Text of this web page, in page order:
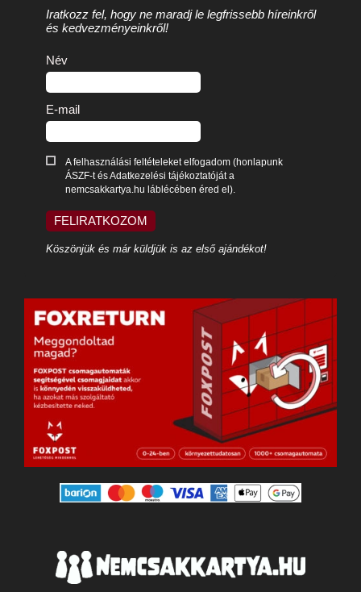
Iratkozz fel, hogy ne maradj le legfrissebb híreinkről
és kedvezményeinkről!
Név
E-mail
A felhasználási feltételeket elfogadom (honlapunk
ÁSZF-t és Adatkezelési tájékoztatóját a
nemcsakkartya.hu láblécében éred el).
FELIRATKOZOM
Köszönjük és már küldjük is az első ajándékot!